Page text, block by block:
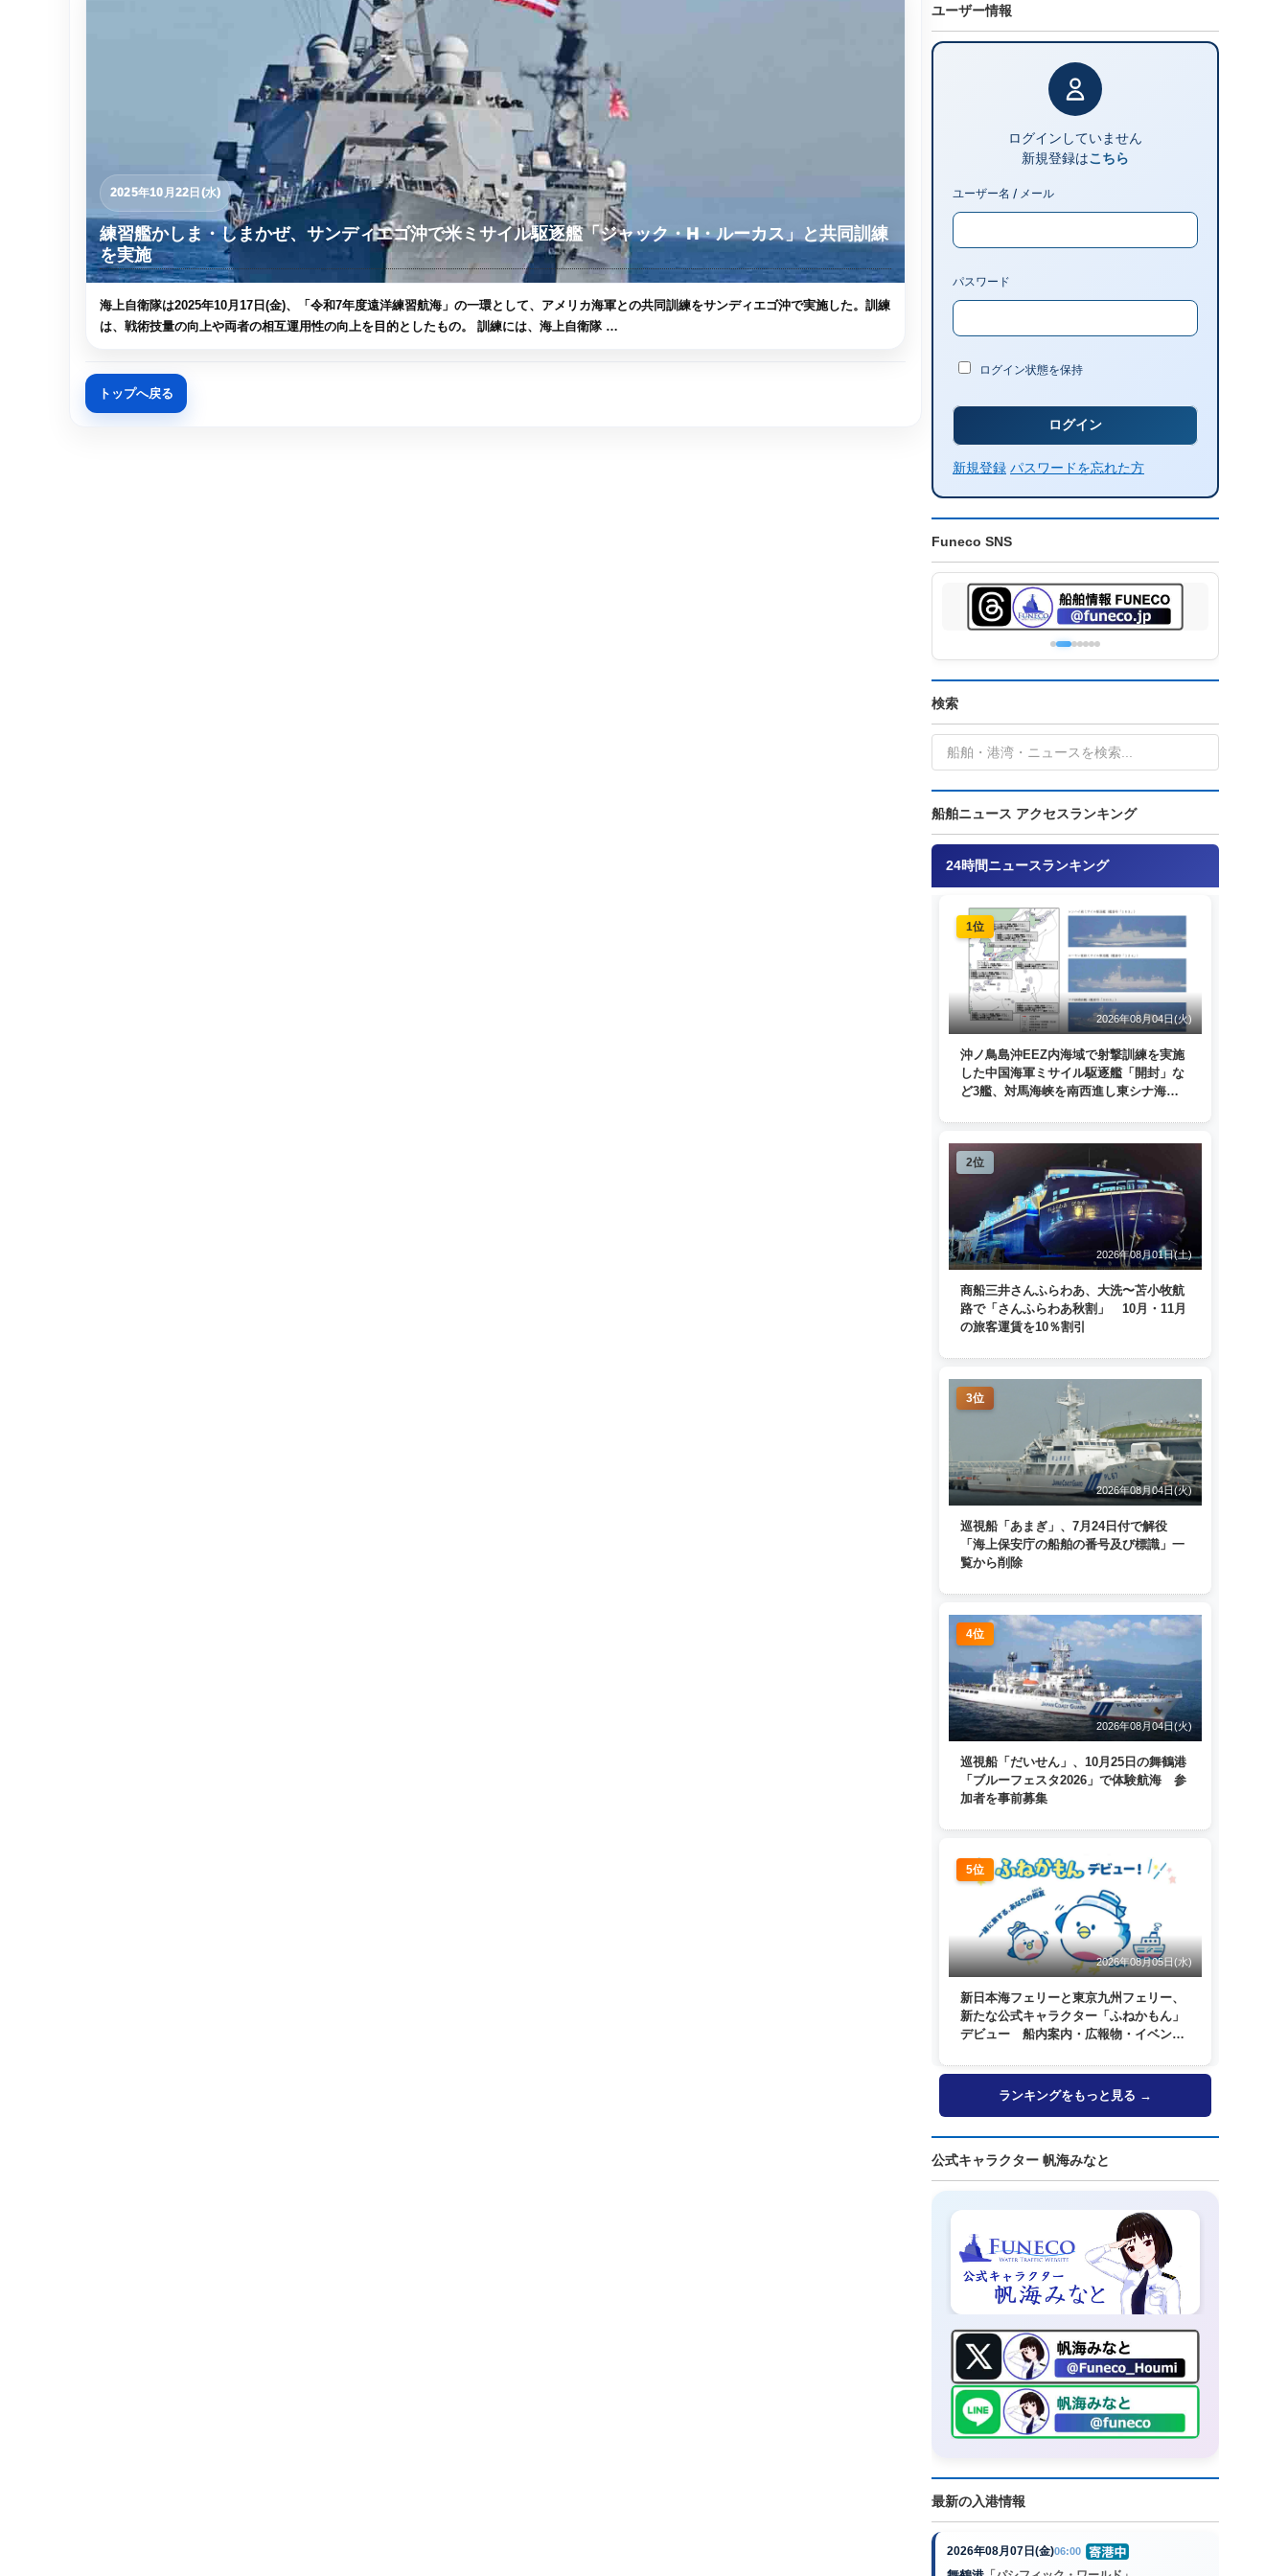
2025年10月22日(水)
練習艦かしま・しまかぜ、サンディエゴ沖で米ミサイル駆逐艦「ジャック・H・ルーカス」と共同訓練
を実施
海上自衛隊は2025年10月17日(金)、「令和7年度遠洋練習航海」の一環として、アメリカ海軍との共同訓練をサンディエゴ沖で実施した。訓練
は、戦術技量の向上や両者の相互運用性の向上を目的としたもの。 訓練には、海上自衛隊 …
トップへ戻る
ユーザー情報
ログインしていません
新規登録はこちら
ユーザー名 / メール
パスワード
ログイン状態を保持
新規登録 パスワードを忘れた方
Funeco SNS
検索
船舶ニュース アクセスランキング
24時間ニュースランキング
1位
2026年08月04日(火)
沖ノ鳥島沖EEZ内海域で射撃訓練を実施
した中国海軍ミサイル駆逐艦「開封」な
ど3艦、対馬海峡を南西進し東シナ海
2位
2026年08月01日(土)
商船三井さんふらわあ、大洗〜苫小牧航
路で「さんふらわあ秋割」 10月・11月
の旅客運賃を10％割引
3位
2026年08月04日(火)
巡視船「あまぎ」、7月24日付で解役
「海上保安庁の船舶の番号及び標識」一
覧から削除
4位
2026年08月04日(火)
巡視船「だいせん」、10月25日の舞鶴港
「ブルーフェスタ2026」で体験航海 参
加者を事前募集
5位
2026年08月05日(水)
新日本海フェリーと東京九州フェリー、
新たな公式キャラクター「ふねかもん」
デビュー 船内案内・広報物・イベン
ランキングをもっと見る →
公式キャラクター 帆海みなと
最新の入港情報
2026年08月07日(金)06:00